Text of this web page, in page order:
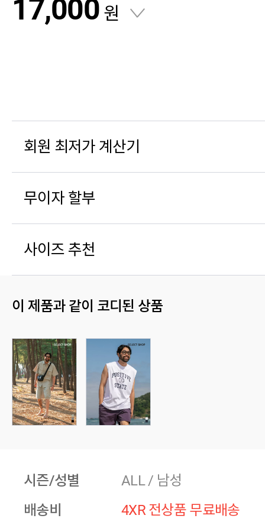
17,000 원
회원 최저가 계산기
무이자 할부
사이즈 추천
이 제품과 같이 코디된 상품
시즌/성별
ALL / 남성
배송비
4XR 전상품 무료배송